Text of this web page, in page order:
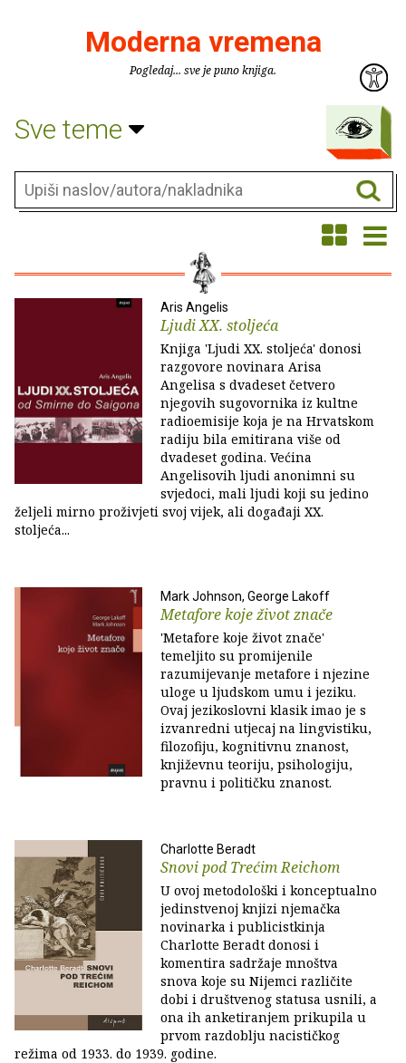
Moderna vremena
Pogledaj... sve je puno knjiga.
Sve teme
Aris Angelis
Ljudi XX. stoljeća
Knjiga 'Ljudi XX. stoljeća' donosi
razgovore novinara Arisa
Angelisa s dvadeset četvero
njegovih sugovornika iz kultne
radioemisije koja je na Hrvatskom
radiju bila emitirana više od
dvadeset godina. Većina
Angelisovih ljudi anonimni su
svjedoci, mali ljudi koji su jedino
željeli mirno proživjeti svoj vijek, ali događaji XX.
stoljeća...
Mark Johnson, George Lakoff
Metafore koje život znače
'Metafore koje život znače'
temeljito su promijenile
razumijevanje metafore i njezine
uloge u ljudskom umu i jeziku.
Ovaj jezikoslovni klasik imao je s
izvanredni utjecaj na lingvistiku,
filozofiju, kognitivnu znanost,
književnu teoriju, psihologiju,
pravnu i političku znanost.
Charlotte Beradt
Snovi pod Trećim Reichom
U ovoj metodološki i konceptualno
jedinstvenoj knjizi njemačka
novinarka i publicistkinja
Charlotte Beradt donosi i
komentira sadržaje mnoštva
snova koje su Nijemci različite
dobi i društvenog statusa usnili, a
ona ih anketiranjem prikupila u
prvom razdoblju nacističkog
režima od 1933. do 1939. godine.